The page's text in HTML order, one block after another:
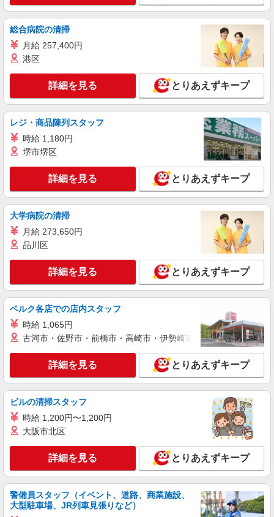
総合病院の清掃
月給 257,400円
港区
詳細を見る とりあえずキープ
レジ・商品陳列スタッフ
時給 1,180円
堺市堺区
詳細を見る とりあえずキープ
大学病院の清掃
月給 273,650円
品川区
詳細を見る とりあえずキープ
ベルク各店での店内スタッフ
時給 1,065円
古河市・佐野市・前橋市・高崎市・伊勢崎市・太田市・館林市
詳細を見る とりあえずキープ
ビルの清掃スタッフ
時給 1,200円〜1,200円
大阪市北区
詳細を見る とりあえずキープ
警備員スタッフ（イベント、道路、商業施設、
大型駐車場、JR列車見張りなど）